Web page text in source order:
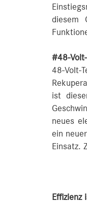
diesem
#48-
48-
ist
neues
ein
Einsatz.
Effizienz